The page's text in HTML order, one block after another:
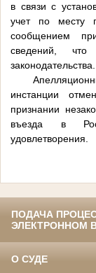
в связи с
учет по месту
сообщением
сведений, что
законодательства.
инстанции
признании
въезда в
удовлетворения.
ПОДАЧА
ЭЛЕКТРОННОМ
О СУДЕ